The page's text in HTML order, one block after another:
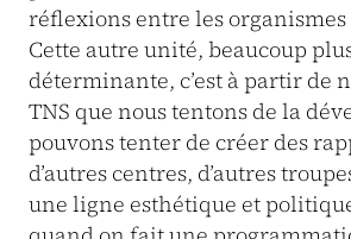
réflexions entre les
Cette autre unité, beaucoup
déterminante, c’est à partir de
TNS que nous tentons de la
pouvons tenter de créer des
d’autres centres, d’autres
une ligne esthétique et